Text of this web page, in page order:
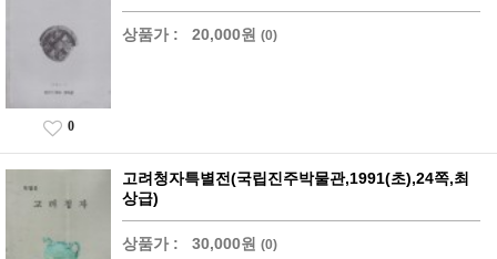
상품가 : 20,000원 (0)
0
고려청자특별전(국립진주박물관,1991(초),24쪽,최
상급)
상품가 : 30,000원 (0)